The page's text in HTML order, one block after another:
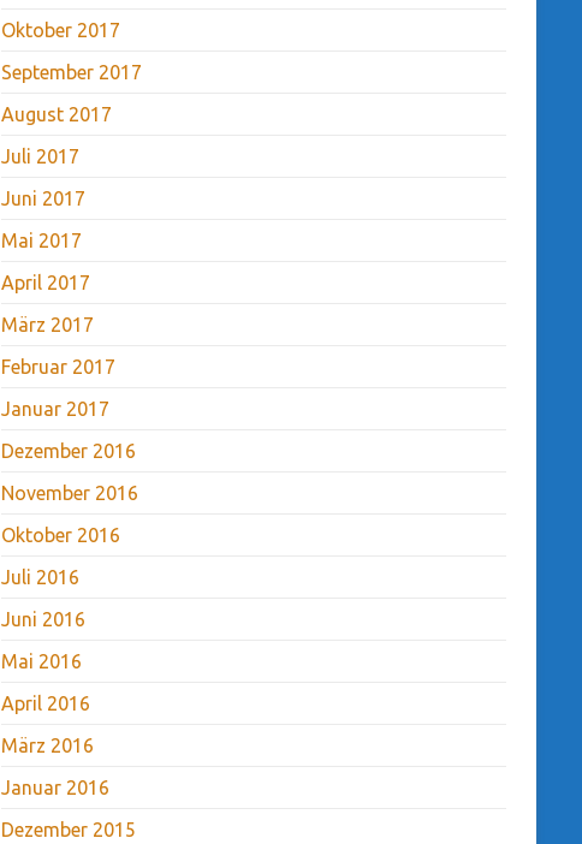
Oktober 2017
September 2017
August 2017
Juli 2017
Juni 2017
Mai 2017
April 2017
März 2017
Februar 2017
Januar 2017
Dezember 2016
November 2016
Oktober 2016
Juli 2016
Juni 2016
Mai 2016
April 2016
März 2016
Januar 2016
Dezember 2015